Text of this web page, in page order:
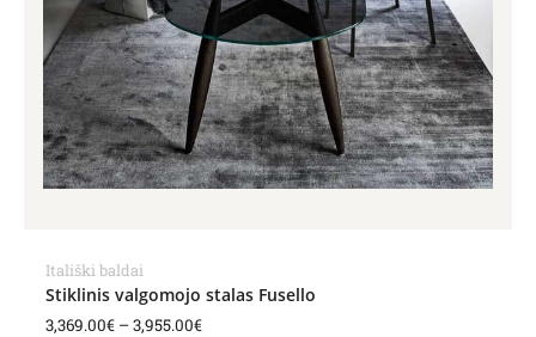
Itališki baldai
Stiklinis valgomojo stalas Fusello
3,369.00€ –3,955.00€